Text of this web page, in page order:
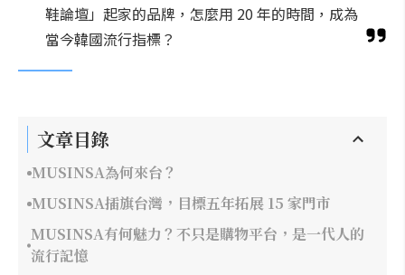
鞋論壇」起家的品牌，怎麼用 20 年的時間，成為
當今韓國流行指標？
文章目錄
MUSINSA為何來台？
MUSINSA插旗台灣，目標五年拓展 15 家門市
MUSINSA有何魅力？不只是購物平台，是一代人的
流行記憶